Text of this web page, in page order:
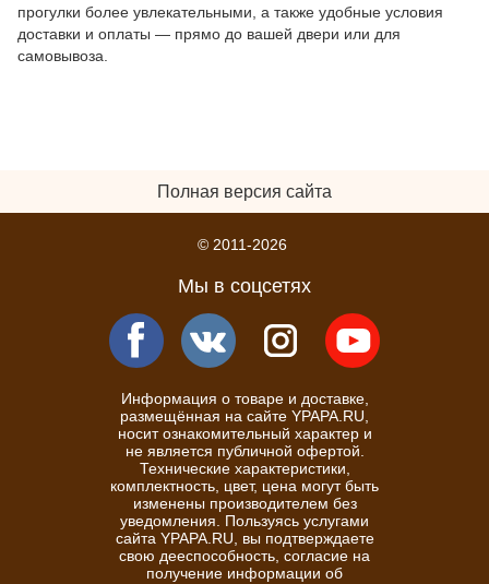
прогулки более увлекательными, а также удобные условия
доставки и оплаты — прямо до вашей двери или для
самовывоза.
Полная версия сайта
© 2011-2026
Мы в соцсетях
Информация о товаре и доставке,
размещённая на сайте YPAPA.RU,
носит ознакомительный характер и
не является публичной офертой.
Технические характеристики,
комплектность, цвет, цена могут быть
изменены производителем без
уведомления. Пользуясь услугами
сайта YPAPA.RU, вы подтверждаете
свою дееспособность, согласие на
получение информации об